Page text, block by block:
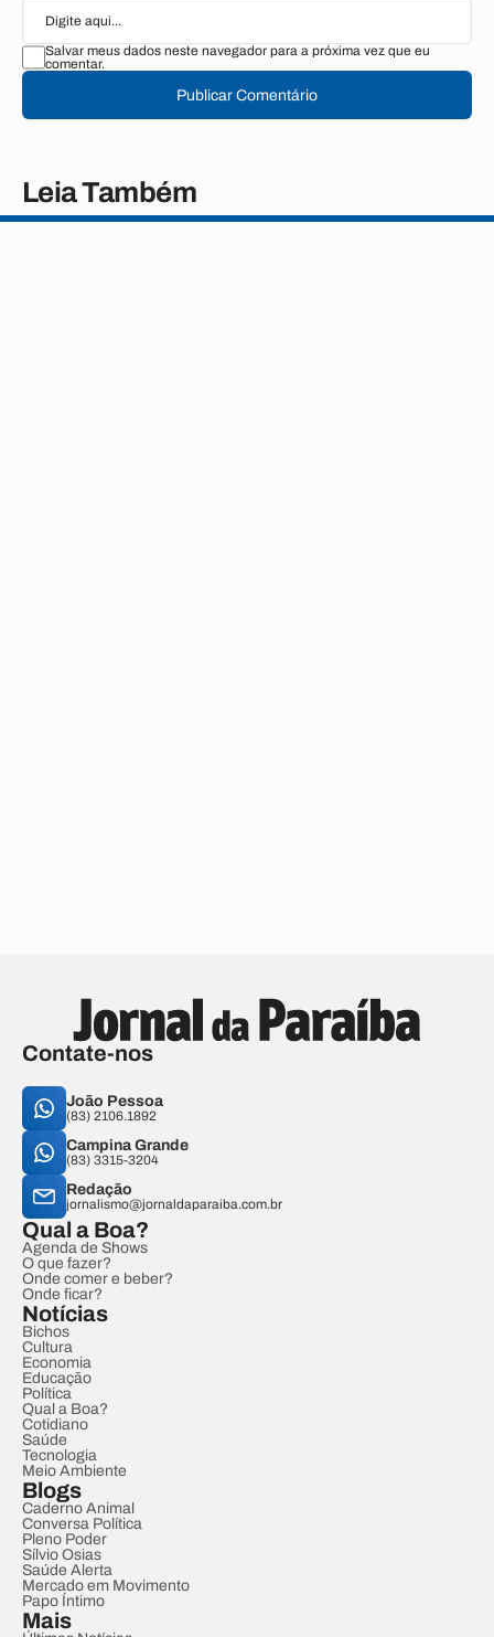
Salvar meus dados neste navegador para a próxima vez que eu
comentar.
Publicar Comentário
Leia Também
Contate-nos
João Pessoa
(83) 2106.1892
Campina Grande
(83) 3315-3204
Redação
jornalismo@jornaldaparaiba.com.br
Qual a Boa?
Agenda de Shows
O que fazer?
Onde comer e beber?
Onde ficar?
Notícias
Bichos
Cultura
Economia
Educação
Política
Qual a Boa?
Cotidiano
Saúde
Tecnologia
Meio Ambiente
Blogs
Caderno Animal
Conversa Política
Pleno Poder
Sílvio Osias
Saúde Alerta
Mercado em Movimento
Papo Íntimo
Mais